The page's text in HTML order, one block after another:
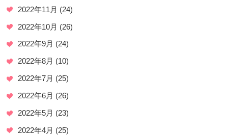
2022年11月 (24)
2022年10月 (26)
2022年9月 (24)
2022年8月 (10)
2022年7月 (25)
2022年6月 (26)
2022年5月 (23)
2022年4月 (25)